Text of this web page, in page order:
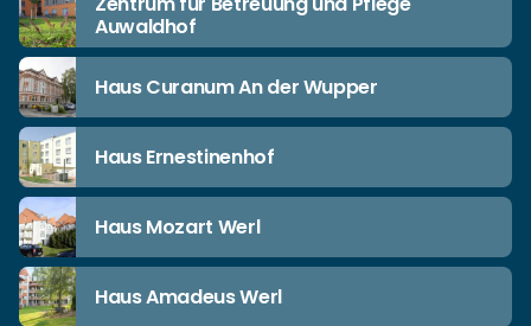
Auwaldhof
Haus Curanum An der Wupper
Haus Ernestinenhof
Haus Mozart Werl
Haus Amadeus Werl